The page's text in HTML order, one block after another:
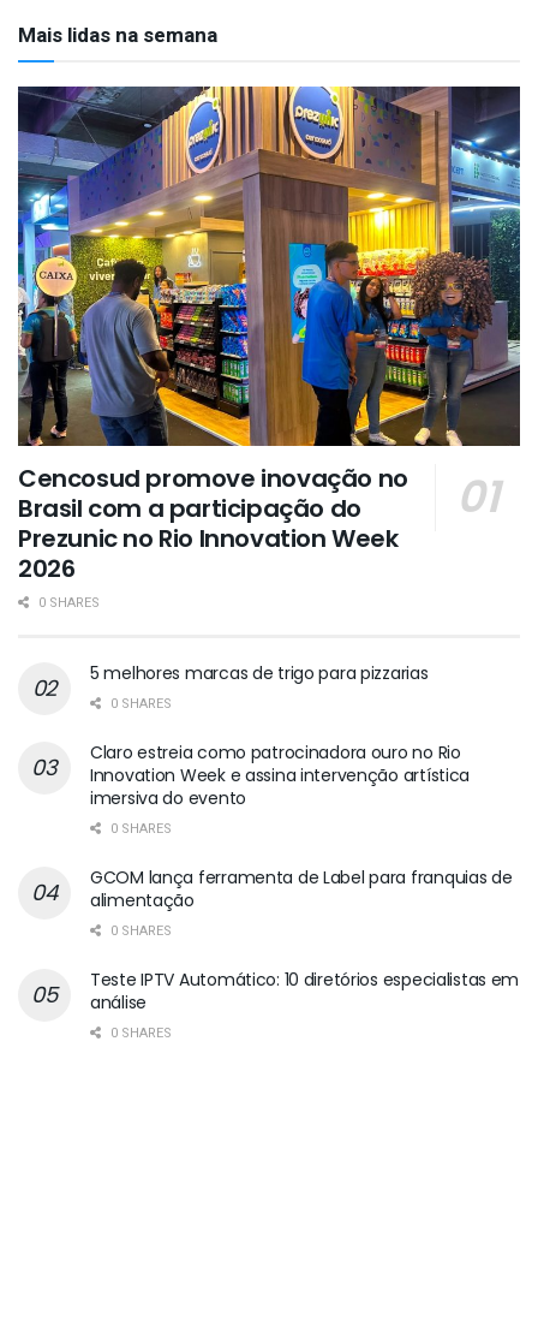
Mais lidas na semana
Cencosud promove inovação no
Brasil com a participação do
Prezunic no Rio Innovation Week
2026
0 SHARES
5 melhores marcas de trigo para pizzarias
0 SHARES
Claro estreia como patrocinadora ouro no Rio
Innovation Week e assina intervenção artística
imersiva do evento
0 SHARES
GCOM lança ferramenta de Label para franquias de
alimentação
0 SHARES
Teste IPTV Automático: 10 diretórios especialistas em
análise
0 SHARES